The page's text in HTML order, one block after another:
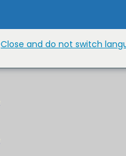
Close and do not switch